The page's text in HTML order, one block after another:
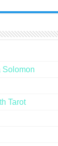
Solomon
Tarot